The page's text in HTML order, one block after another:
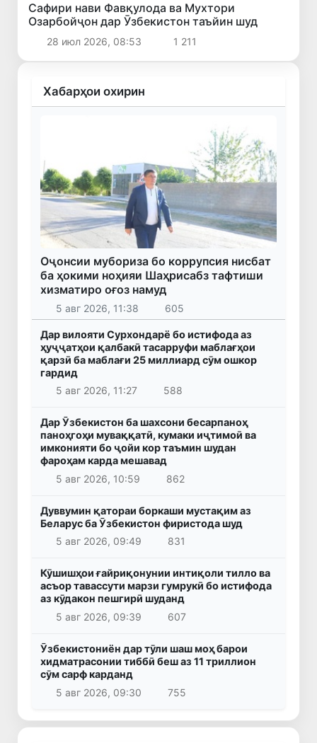
Сафири нави Фавқулода ва Мухтори
Озарбойҷон дар Ӯзбекистон таъйин шуд
28 июл 2026, 08:53 1 211
Хабарҳои охирин
Оҷонсии мубориза бо коррупсия нисбат
ба ҳокими ноҳияи Шаҳрисабз тафтиши
хизматиро оғоз намуд
5 авг 2026, 11:38 605
Дар вилояти Сурхондарё бо истифода аз
ҳуҷҷатҳои қалбакӣ тасарруфи маблағҳои
қарзӣ ба маблағи 25 миллиард сӯм ошкор
гардид
5 авг 2026, 11:27
588
Дар Ӯзбекистон ба шахсони бесарпаноҳ
паноҳгоҳи муваққатӣ, кумаки иҷтимоӣ ва
имконияти бо ҷойи кор таъмин шудан
фароҳам карда мешавад
5 авг 2026, 10:59
862
Дуввумин қатораи боркаши мустақим аз
Беларус ба Ӯзбекистон фиристода шуд
5 авг 2026, 09:49
831
Кӯшишҳои ғайриқонунии интиқоли тилло ва
асъор тавассути марзи гумрукӣ бо истифода
аз кӯдакон пешгирӣ шуданд
5 авг 2026, 09:39
607
Ӯзбекистониён дар тӯли шаш моҳ барои
хидматрасонии тиббӣ беш аз 11 триллион
сӯм сарф карданд
5 авг 2026, 09:30
755